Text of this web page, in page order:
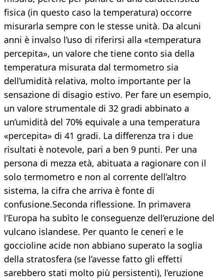
fisica (in questo caso la temperatura) occorre
misurarla sempre con le stesse unità. Da alcuni
anni è invalso l’uso di riferirsi alla «temperatura
percepita», un valore che tiene conto sia della
temperatura misurata dal termometro sia
dell’umidità relativa, molto importante per la
sensazione di disagio estivo. Per fare un esempio,
un valore strumentale di 32 gradi abbinato a
un’umidità del 70% equivale a una temperatura
«percepita» di 41 gradi. La differenza tra i due
risultati è notevole, pari a ben 9 punti. Per una
persona di mezza età, abituata a ragionare con il
solo termometro e non al corrente dell’altro
sistema, la cifra che arriva è fonte di
confusione.Seconda riflessione. In primavera
l’Europa ha subìto le conseguenze dell’eruzione del
vulcano islandese. Per quanto le ceneri e le
goccioline acide non abbiano superato la soglia
della stratosfera (se l’avesse fatto gli effetti
sarebbero stati molto più persistenti), l’eruzione